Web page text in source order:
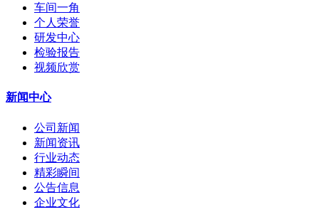
车间一角
个人荣誉
研发中心
检验报告
视频欣赏
新闻中心
公司新闻
新闻资讯
行业动态
精彩瞬间
公告信息
企业文化